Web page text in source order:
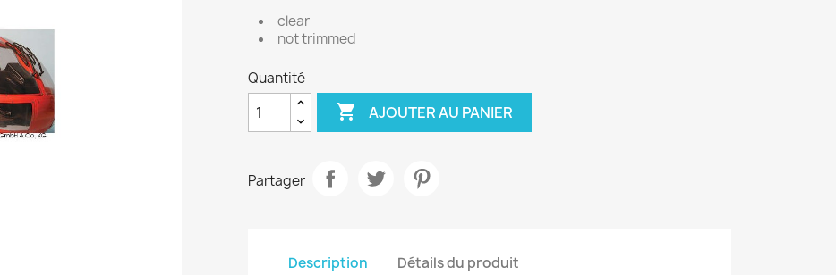
clear
not trimmed
Quantité
 AJOUTER AU PANIER
Partager
Description Détails du produit